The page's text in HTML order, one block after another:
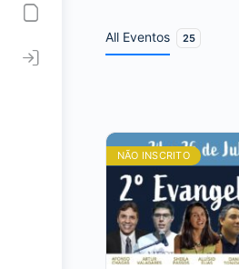
All Eventos 25
NÃO INSCRITO